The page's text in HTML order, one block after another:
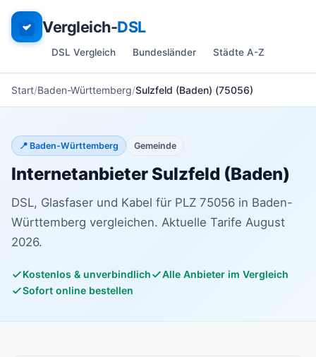
Vergleich-DSL
DSL Vergleich Bundesländer Städte A-Z
Start Baden-Württemberg Sulzfeld (Baden) (75056)
📍 Baden-Württemberg Gemeinde
Internetanbieter Sulzfeld (Baden)
DSL, Glasfaser und Kabel für PLZ 75056 in Baden-
Württemberg vergleichen. Aktuelle Tarife August
2026.
Kostenlos & unverbindlich
Alle Anbieter im Vergleich
Sofort online bestellen